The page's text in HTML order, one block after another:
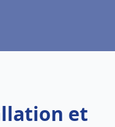
et